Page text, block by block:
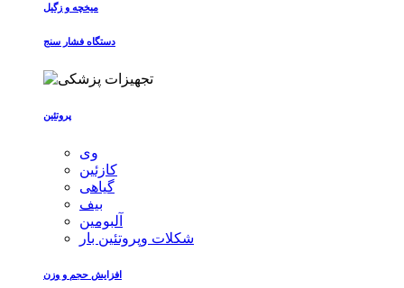
میخچه و زگیل
دستگاه فشار سنج
پروتئین
وی
کازئین
گیاهی
بیف
آلبومین
شکلات وپروتئین بار
افزایش حجم و وزن